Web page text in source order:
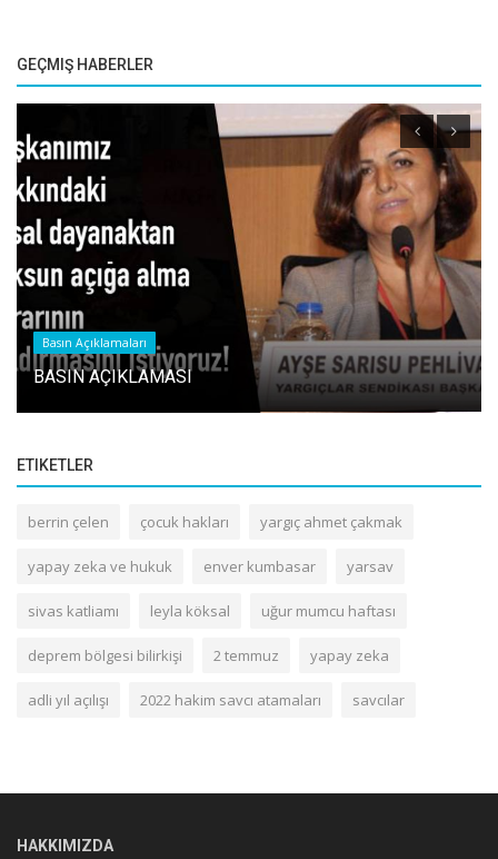
GEÇMIŞ HABERLER
Basın Açıklamaları
BASIN AÇIKLAMASI
ETIKETLER
berrin çelen çocuk hakları yargıç ahmet çakmak
yapay zeka ve hukuk enver kumbasar yarsav
sivas katliamı leyla köksal uğur mumcu haftası
deprem bölgesi bilirkişi 2 temmuz yapay zeka
adli yıl açılışı 2022 hakim savcı atamaları savcılar
HAKKIMIZDA